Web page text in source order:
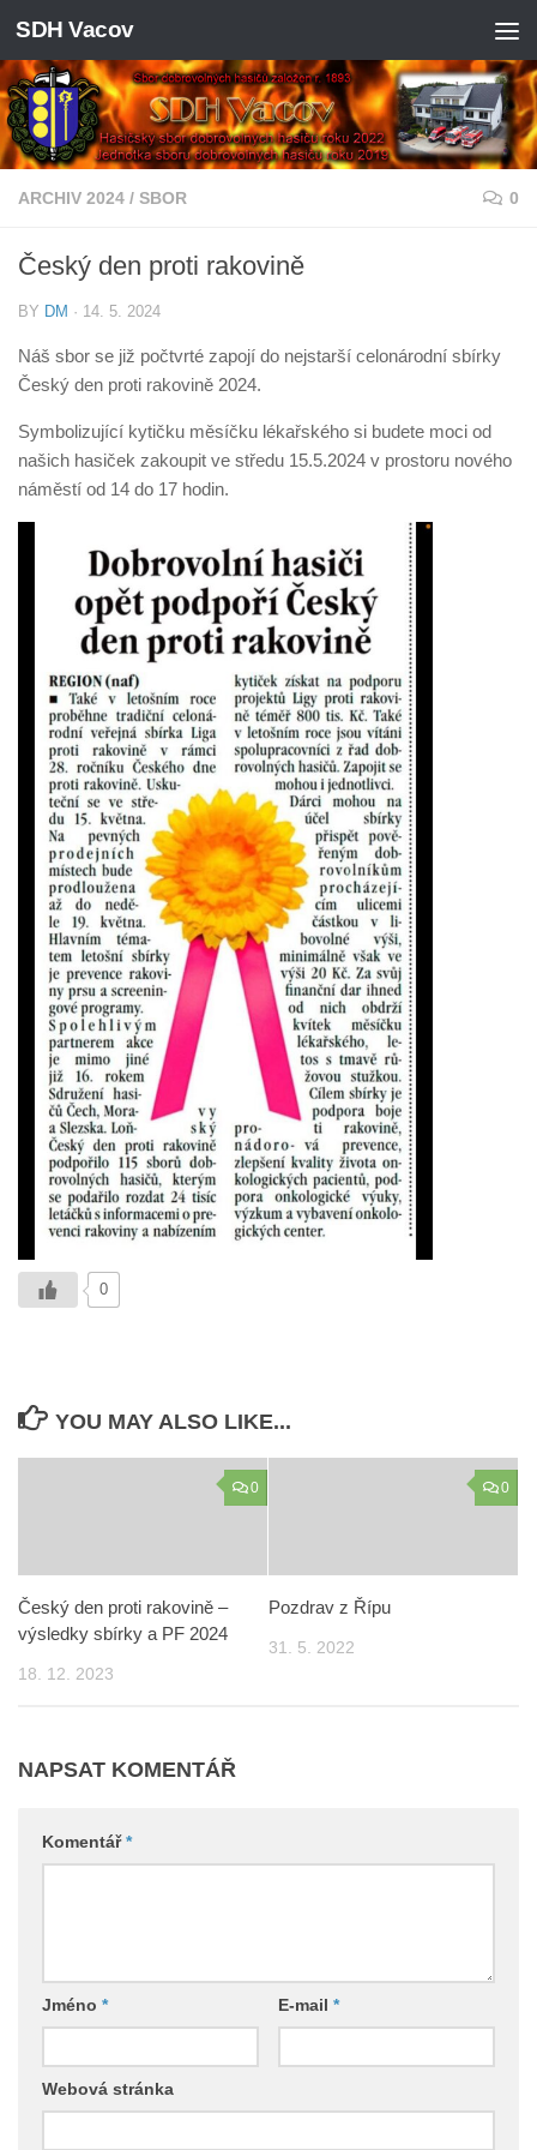
Skip to content
SDH Vacov
ARCHIV 2024 / SBOR 0
Český den proti rakovině
BY DM · 14. 5. 2024
Náš sbor se již počtvrté zapojí do nejstarší celonárodní sbírky
Český den proti rakovině 2024.
Symbolizující kytičku měsíčku lékařského si budete moci od
našich hasiček zakoupit ve středu 15.5.2024 v prostoru nového
náměstí od 14 do 17 hodin.
0
YOU MAY ALSO LIKE...
0
Český den proti rakovině –
výsledky sbírky a PF 2024
18. 12. 2023
0
Pozdrav z Řípu
31. 5. 2022
NAPSAT KOMENTÁŘ
Komentář*
Jméno * E-mail *
Webová stránka